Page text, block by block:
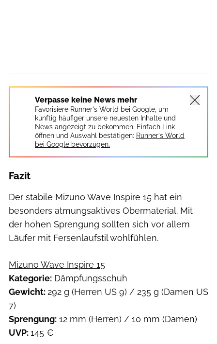
Verpasse keine News mehr
Favorisiere Runner's World bei Google, um
künftig häufiger unsere neuesten Inhalte und
News angezeigt zu bekommen. Einfach Link
öffnen und Auswahl bestätigen: Runner's World
bei Google bevorzugen.
Fazit
Der stabile Mizuno Wave Inspire 15 hat ein
besonders atmungsaktives Obermaterial. Mit
der hohen Sprengung sollten sich vor allem
Läufer mit Fersenlaufstil wohlfühlen.
Mizuno Wave Inspire 15
Kategorie: Dämpfungsschuh
Gewicht: 292 g (Herren US 9) / 235 g (Damen US
7)
Sprengung: 12 mm (Herren) / 10 mm (Damen)
UVP:145 €